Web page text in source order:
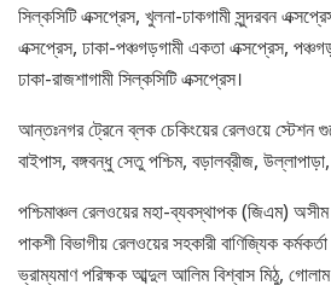
সিল্কসিটি এক্সপ্রেস, খুলনা-ঢাকগামী সুন্দরবন
এক্সপ্রেস, ঢাকা-পঞ্চগড়গামী একতা এক্সপ্রেস,
ঢাকা-রাজশাগামী সিল্কসিটি এক্সপ্রেস।
আন্তঃনগর ট্রেনে ব্লক চেকিংয়ের রেলওয়ে স্টেশন
বাইপাস, বঙ্গবন্ধু সেতু পশ্চিম, বড়ালব্রীজ,
পশ্চিমাঞ্চল রেলওয়ের মহা-ব্যবস্থাপক (জিএম)
পাকশী বিভাগীয় রেলওয়ের সহকারী বাণিজ্যিক
ভ্রাম্যমাণ পরিক্ষক আব্দুল আলিম বিশ্বাস মিঠু,